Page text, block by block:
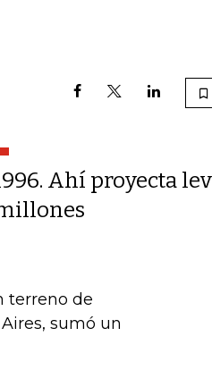
Ahí proyecta
terreno de
sumó un